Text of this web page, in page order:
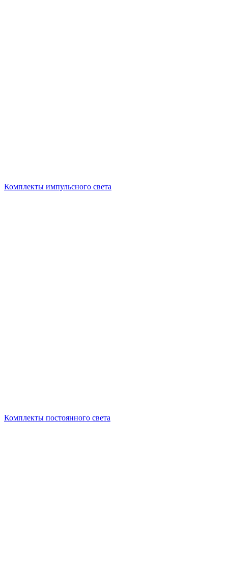
Комплекты импульсного света
Комплекты постоянного света